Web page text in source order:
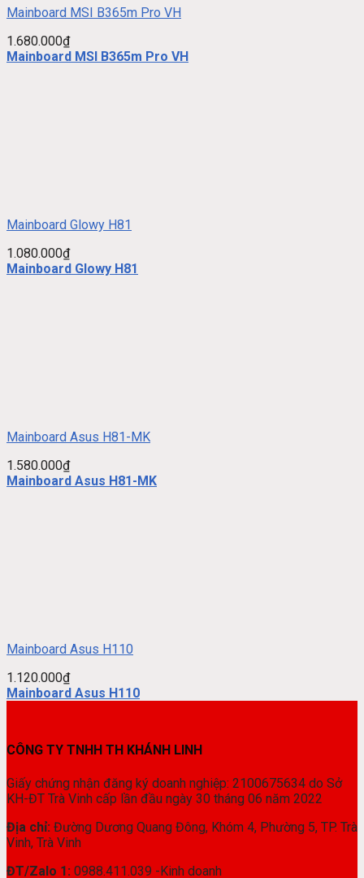
Mainboard MSI B365m Pro VH
1.680.000₫
Mainboard MSI B365m Pro VH
Mainboard Glowy H81
1.080.000₫
Mainboard Glowy H81
Mainboard Asus H81-MK
1.580.000₫
Mainboard Asus H81-MK
Mainboard Asus H110
1.120.000₫
Mainboard Asus H110
CÔNG TY TNHH TH KHÁNH LINH
Giấy chứng nhận đăng ký doanh nghiệp: 2100675634 do Sở
KH-ĐT Trà Vinh cấp lần đầu ngày 30 tháng 06 năm 2022
Địa chỉ: Đường Dương Quang Đông, Khóm 4, Phường 5, TP. Trà
Vinh, Trà Vinh
ĐT/Zalo 1: 0988.411.039 -Kinh doanh